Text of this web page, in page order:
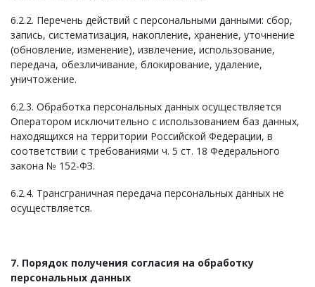
6.2.2. Перечень действий с персональными данными: сбор,
запись, систематизация, накопление, хранение, уточнение
(обновление, изменение), извлечение, использование,
передача, обезличивание, блокирование, удаление,
уничтожение.
6.2.3. Обработка персональных данных осуществляется
Оператором исключительно с использованием баз данных,
находящихся на территории Российской Федерации, в
соответствии с требованиями ч. 5 ст. 18 Федерального
закона № 152-ФЗ.
6.2.4. Трансграничная передача персональных данных не
осуществляется.
7. Порядок получения согласия на обработку
персональных данных